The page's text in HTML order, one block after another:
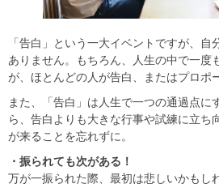
「告白」という一大イベントですが、自
ありません。もちろん、人生の中で一度
が、ほとんどの人が告白、またはプロポ
また、「告白」は人生で一つの通過点に
ら、告白よりも大きな行事や試練に立ち
が来ることを忘れずに。
・振られても次がある！
万が一振られた際、最初は悲しいかもし